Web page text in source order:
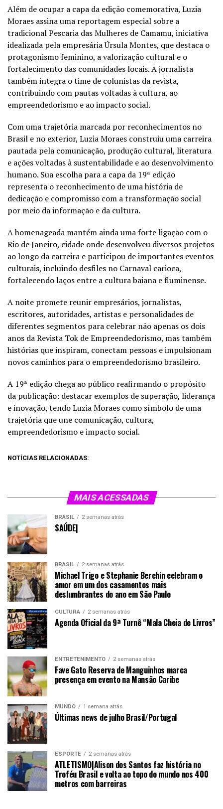
Além de ocupar a capa da edição comemorativa, Luzia
Moraes assina uma reportagem especial sobre a
tradicional Pescaria das Mulheres de Camamu, iniciativa
idealizada pela empresária Úrsula Montes, que destaca o
protagonismo feminino, a valorização cultural e o
fortalecimento das comunidades locais. A jornalista
também integra o time de colunistas da revista,
contribuindo com pautas voltadas à cultura, ao
empreendedorismo e ao impacto social.
Com uma trajetória marcada por reconhecimentos no
Brasil e no exterior, Luzia Moraes construiu uma carreira
pautada pela comunicação, produção cultural, literatura
e ações voltadas à sustentabilidade e ao desenvolvimento
humano. Sua escolha para a capa da 19ª edição
representa o reconhecimento de uma história de
dedicação e compromisso com a transformação social
por meio da informação e da cultura.
A homenageada mantém ainda uma forte ligação com o
Rio de Janeiro, cidade onde desenvolveu diversos projetos
ao longo da carreira e participou de importantes eventos
culturais, incluindo desfiles no Carnaval carioca,
fortalecendo laços entre a cultura baiana e fluminense.
A noite promete reunir empresários, jornalistas,
escritores, autoridades, artistas e personalidades de
diferentes segmentos para celebrar não apenas os dois
anos da Revista Tok de Empreendedorismo, mas também
histórias que inspiram, conectam pessoas e impulsionam
novos caminhos para o empreendedorismo brasileiro.
A 19ª edição chega ao público reafirmando o propósito
da publicação: destacar exemplos de superação, liderança
e inovação, tendo Luzia Moraes como símbolo de uma
trajetória que une comunicação, cultura,
empreendedorismo e impacto social.
NOTÍCIAS RELACIONADAS:
MAIS ACESSADAS
BRASIL 2 semanas atrás
SAÚDE|
BRASIL 2 semanas atrás
Michael Trigo e Stephanie Berchin celebram o
amor em um dos casamentos mais
deslumbrantes do ano em São Paulo
CULTURA 2 semanas atrás
Agenda Oficial da 9ª Turnê “Mala Cheia de Livros”
ENTRETENIMENTO 2 semanas atrás
Fave Gato Reserva de Manguinhos marca
presença em evento na Mansão Caribe
MUNDO 1 semana atrás
Últimas news de julho Brasil/Portugal
ESPORTE 2 semanas atrás
ATLETISMO|Alison dos Santos faz história no
Troféu Brasil e volta ao topo do mundo nos 400
metros com barreiras